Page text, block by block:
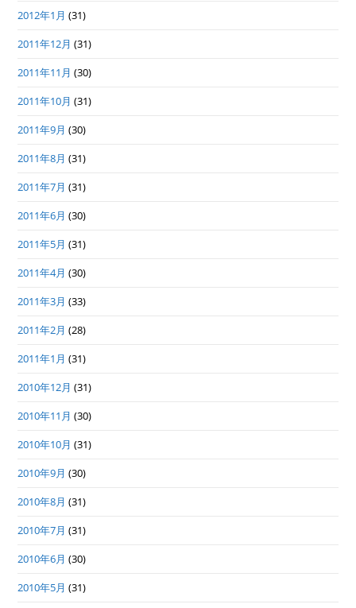
2012年1月 (31)
2011年12月 (31)
2011年11月 (30)
2011年10月 (31)
2011年9月 (30)
2011年8月 (31)
2011年7月 (31)
2011年6月 (30)
2011年5月 (31)
2011年4月 (30)
2011年3月 (33)
2011年2月 (28)
2011年1月 (31)
2010年12月 (31)
2010年11月 (30)
2010年10月 (31)
2010年9月 (30)
2010年8月 (31)
2010年7月 (31)
2010年6月 (30)
2010年5月 (31)